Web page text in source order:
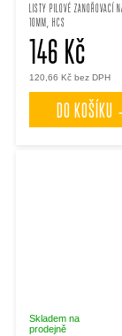
LISTY PILOVÉ ZANOŘOVACÍ
10MM, HCS
120,66 Kč bez DPH
146 Kč
DO KOŠÍKU
Skladem na
prodejně